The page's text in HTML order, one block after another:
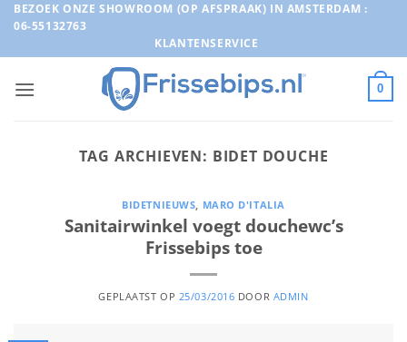
Ga
naar
inhoud
BEZOEK ONZE SHOWROOM (OP AFSPRAAK) IN AMSTERDAM :
06-55132763
KLANTENSERVICE
0
TAG ARCHIEVEN: BIDET DOUCHE
BIDETNIEUWS, MARO D'ITALIA
Sanitairwinkel voegt douchewc’s
Frissebips toe
GEPLAATST OP 25/03/2016 DOOR ADMIN